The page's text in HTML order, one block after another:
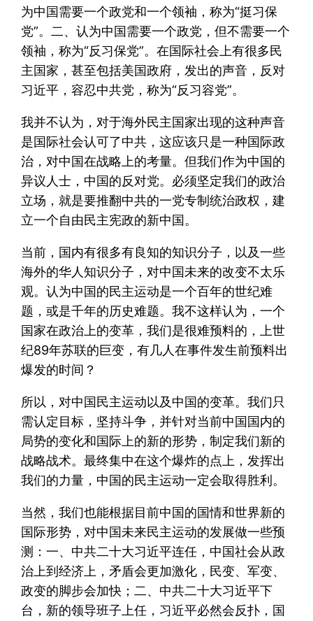
为中国需要一个政党和一个领袖，称为“挺习保
党”。二、认为中国需要一个政党，但不需要一个
领袖，称为“反习保党”。在国际社会上有很多民
主国家，甚至包括美国政府，发出的声音，反对
习近平，容忍中共党，称为“反习容党”。
我并不认为，对于海外民主国家出现的这种声音
是国际社会认可了中共，这应该只是一种国际政
治，对中国在战略上的考量。但我们作为中国的
异议人士，中国的反对党。必须坚定我们的政治
立场，就是要推翻中共的一党专制统治政权，建
立一个自由民主宪政的新中国。
当前，国内有很多有良知的知识分子，以及一些
海外的华人知识分子，对中国未来的改变不太乐
观。认为中国的民主运动是一个百年的世纪难
题，或是千年的历史难题。我不这样认为，一个
国家在政治上的变革，我们是很难预料的，上世
纪89年苏联的巨变，有几人在事件发生前预料出
爆发的时间？
所以，对中国民主运动以及中国的变革。我们只
需认定目标，坚持斗争，并针对当前中国国内的
局势的变化和国际上的新的形势，制定我们新的
战略战术。最终集中在这个爆炸的点上，发挥出
我们的力量，中国的民主运动一定会取得胜利。
当然，我们也能根据目前中国的国情和世界新的
国际形势，对中国未来民主运动的发展做一些预
测：一、中共二十大习近平连任，中国社会从政
治上到经济上，矛盾会更加激化，民变、军变、
政变的脚步会加快；二、中共二十大习近平下
台，新的领导班子上任，习近平必然会反扑，国